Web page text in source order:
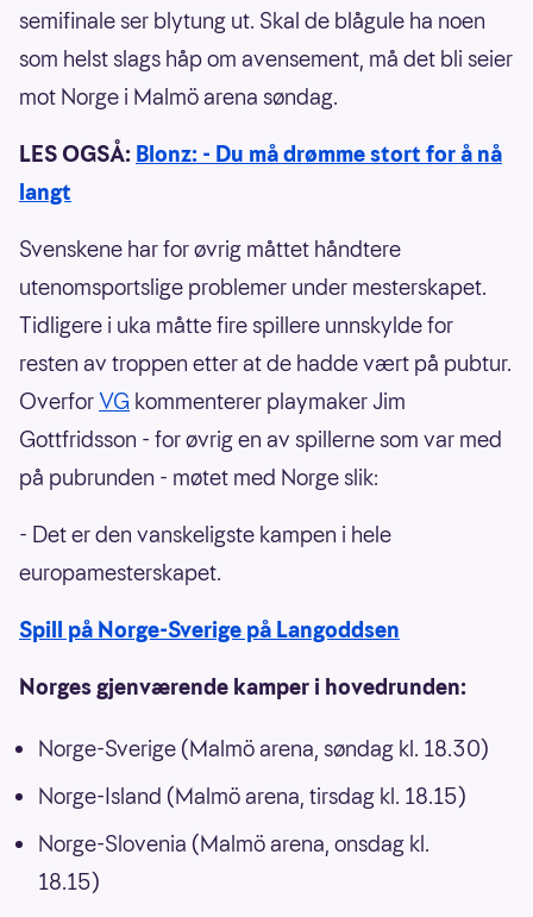
semifinale ser blytung ut. Skal de blågule ha noen
som helst slags håp om avensement, må det bli seier
mot Norge i Malmö arena søndag.
LES OGSÅ: Blonz: - Du må drømme stort for å nå
langt
Svenskene har for øvrig måttet håndtere
utenomsportslige problemer under mesterskapet.
Tidligere i uka måtte fire spillere unnskylde for
resten av troppen etter at de hadde vært på pubtur.
OverforVG kommenterer playmaker Jim
Gottfridsson - for øvrig en av spillerne som var med
på pubrunden - møtet med Norge slik:
- Det er den vanskeligste kampen i hele
europamesterskapet.
Spill på Norge-Sverige på Langoddsen
Norges gjenværende kamper i hovedrunden:
Norge-Sverige (Malmö arena, søndag kl. 18.30)
Norge-Island (Malmö arena, tirsdag kl. 18.15)
Norge-Slovenia (Malmö arena, onsdag kl.
18.15)